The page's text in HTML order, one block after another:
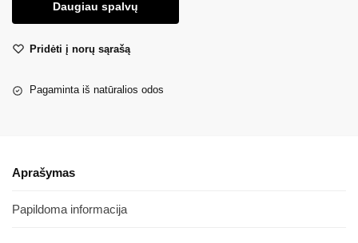
Daugiau spalvų
Pridėti į norų sąrašą
Pagaminta iš natūralios odos
Aprašymas
Papildoma informacija